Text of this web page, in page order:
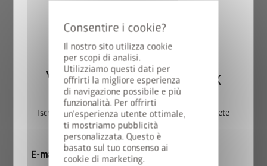
Il nostro sito utilizza cookie
per scopi di analisi.
Utilizziamo questi dati per
offrirti la migliore esperienza
di navigazione possibile e più
funzionalità. Per offrirti
un'esperienza utente ottimale,
ti mostriamo pubblicità
personalizzata. Questo è
basato sul tuo consenso ai
cookie di marketing.
Versione 2
DaVinci®come frangivista
Combinazione di diverse altezze, lunghezze, frangivista per
piante rampicanti ed elemento frangivista.
Vincete una StyleBox
Iscrivetevi ora alla nostra newsletter e parteciperete
automaticamente all’estrazione.
E-mail